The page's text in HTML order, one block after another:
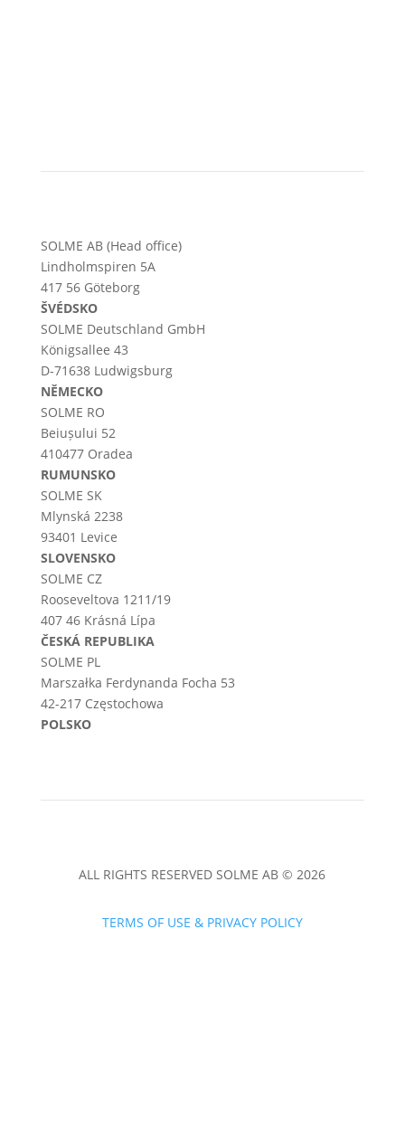
SOLME AB (Head office)
Lindholmspiren 5A
417 56 Göteborg
ŠVÉDSKO
SOLME Deutschland GmbH
Königsallee 43
D-71638 Ludwigsburg
NĚMECKO
SOLME RO
Beiușului 52
410477 Oradea
RUMUNSKO
SOLME SK
Mlynská 2238
93401 Levice
SLOVENSKO
SOLME CZ
Rooseveltova 1211/19
407 46 Krásná Lípa
ČESKÁ REPUBLIKA
SOLME PL
Marszałka Ferdynanda Focha 53
42-217 Częstochowa
POLSKO
ALL RIGHTS RESERVED SOLME AB © 2026
TERMS OF USE & PRIVACY POLICY